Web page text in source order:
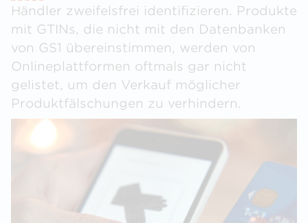
Händler zweifelsfrei identifizieren. Produkte
mit GTINs, die nicht mit den Datenbanken
von GS1 übereinstimmen, werden von
Onlineplattformen oftmals gar nicht
gelistet, um den Verkauf möglicher
Produktfälschungen zu verhindern.